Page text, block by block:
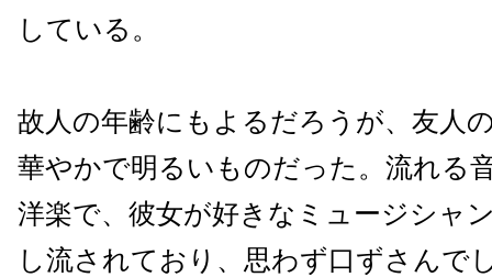
している。
故人の年齢にもよるだろうが、友人
華やかで明るいものだった。流れる
洋楽で、彼女が好きなミュージシャ
し流されており、思わず口ずさんで